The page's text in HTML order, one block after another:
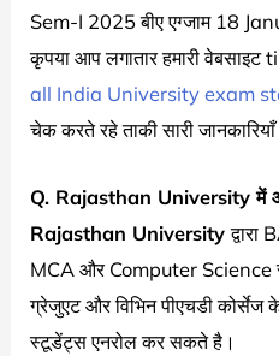
Sem-I 2025 बीए एग्जाम 18
कृपया आप लगातार हमारी
all India University exam
चेक करते रहे ताकी सारी
Q. Rajasthan University में
Rajasthan University
MCA और Computer Science
ग्रेजुएट और विभिन पीएचडी
स्टूडेंट्स एनरोल कर सकते है।